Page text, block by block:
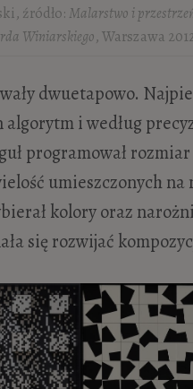
źródło: Malarstwo i
Winiarskiego, Warszawa
dwuetapowo.
algorytm i według
programował
umieszczonych na
kolory oraz
się rozwijać